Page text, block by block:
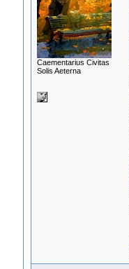
Сaementarius Civitas
Solis Aeterna